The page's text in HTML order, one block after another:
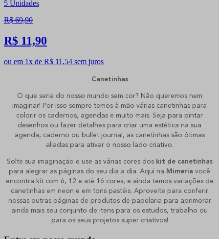
5 Unidades
R$ 69,90
R$ 11,90
ou em 1x de R$ 11,54 sem juros
Canetinhas
O que seria do nosso mundo sem cor? Não queremos nem
imaginar! Por isso sempre temos à mão várias canetinhas para
colorir os cadernos, agendas e muito mais. Seja para pintar
desenhos ou fazer detalhes para criar uma estética na sua
agenda, caderno ou bullet journal, as canetinhas são ótimas
aliadas para ativar o nosso lado criativo.
Solte sua imaginação e use as várias cores dos kit de canetinhas
para alegrar as páginas do seu dia a dia. Aqui na Mimeria você
encontra kit com 6, 12 e até 16 cores, e ainda temos variações de
canetinhas em neon e em tons pastéis. Aproveite para conferir
nossas outras páginas de produtos de papelaria para aprimorar
ainda mais seu conjunto de itens para os estudos, trabalho ou
para os seus projetos super criativos!